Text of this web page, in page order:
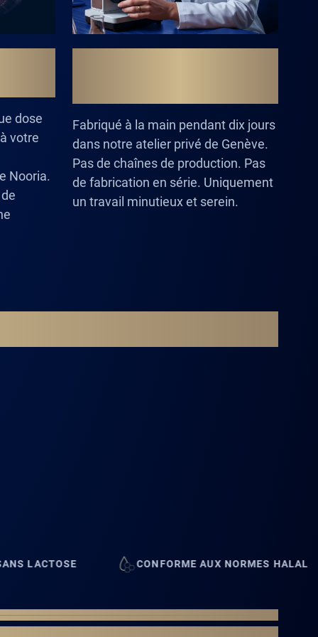
dose
votre
Nooria.
Fabriqué à la main pendant dix jours
dans notre atelier privé de Genève.
Pas de chaînes de production. Pas
de fabrication en série. Uniquement
un travail minutieux et serein.
CONFORME AUX NORMES HALAL SANS